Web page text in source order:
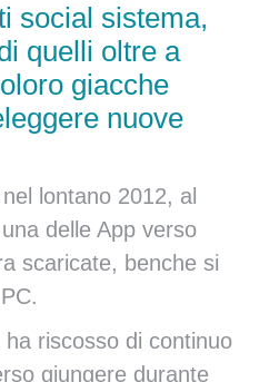
social sistema,
quelli oltre a
giacche
nuove
lontano 2012, al
delle App verso
scaricate, benche si
riscosso di continuo
giungere durante